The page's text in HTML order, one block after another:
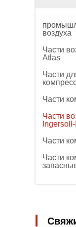
воздуха
Части
Atlas
Части
Части
Части
Части
Части